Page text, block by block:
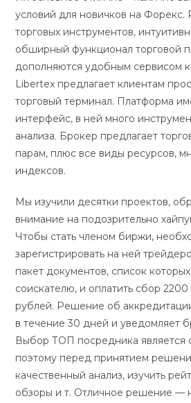
условий для новичков на Форекс.
торговых инструментов,
обширный функционал торговой
дополняются удобным сервисом
Libertex предлагает клиентам
торговый терминал. Платформа
интерфейс, в ней много
анализа. Брокер предлагает
парам, плюс все виды ресурсов,
индексов.
Мы изучили десятки проектов,
внимание на подозрительно
Чтобы стать членом биржи,
зарегистрировать на ней
пакет документов, список
соискателю, и оплатить сбор
рублей. Решение об
в течение 30 дней и уведомляет
Выбор ТОП посредника является
поэтому перед принятием
качественный анализ, изучить
обзоры и т. Отличное решение —